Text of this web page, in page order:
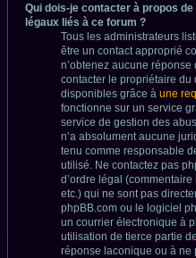
Qui dois-je contacter à propos de
légaux liés à ce forum ?
Tous les administrateurs
être un contact approprié
n’obtenez aucune
contacter le propriétaire
disponibles grâce à une
fonctionne sur un service
service de gestion des
n’a absolument aucune
tenu comme responsable
utilisé. Ne contactez pas
d’ordre légal
etc.) qui ne sont pas
phpBB.com ou le logiciel
un courrier électronique à
utilisation de tierce partie
réponse laconique ou à ne